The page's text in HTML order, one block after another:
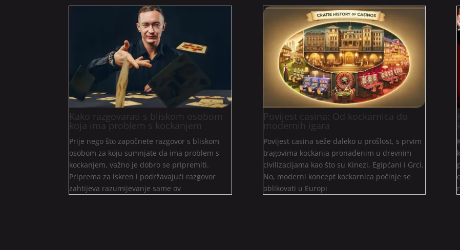
Kako razgovarati s bliskom osobom
koja ima problem s kockanjem
Prije nego što započnete razgovor s bliskom
osobom za koju sumnjate da ima problem s
kockanjem, važno je dobro se pripremiti.
Priprema za iskren i podržavajući razgovor
zahtijeva razumijevanje same ov
Povijest casina: Od kockarnica do
modernih igara
Povijest casina seže daleko u prošlost, s prvim
tragovima kockanja pronađenim u drevnim
civilizacijama kao što su Kinezi, Egipćani i Grci.
No, moderni koncept kockarnica počinje se
oblikovati u Europi